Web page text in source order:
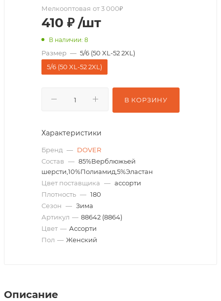
Мелкооптовая от 3 000₽
410 ₽ /шт
В наличии: 8
Размер — 5/6 (50 XL-52 2XL)
5/6 (50 XL-52 2XL)
В КОРЗИНУ
Характеристики
Бренд — DOVER
Состав — 85%Верблюжьей
шерсти,10%Полиамид,5%Эластан
Цвет поставщика — ассорти
Плотность — 180
Сезон — Зима
Артикул — 88642 (8864)
Цвет — Ассорти
Пол — Женский
Описание